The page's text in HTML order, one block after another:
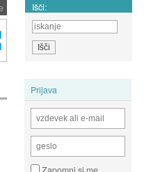
Išči:
Prijava